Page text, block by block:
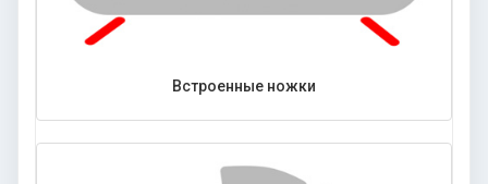
Встроенные ножки